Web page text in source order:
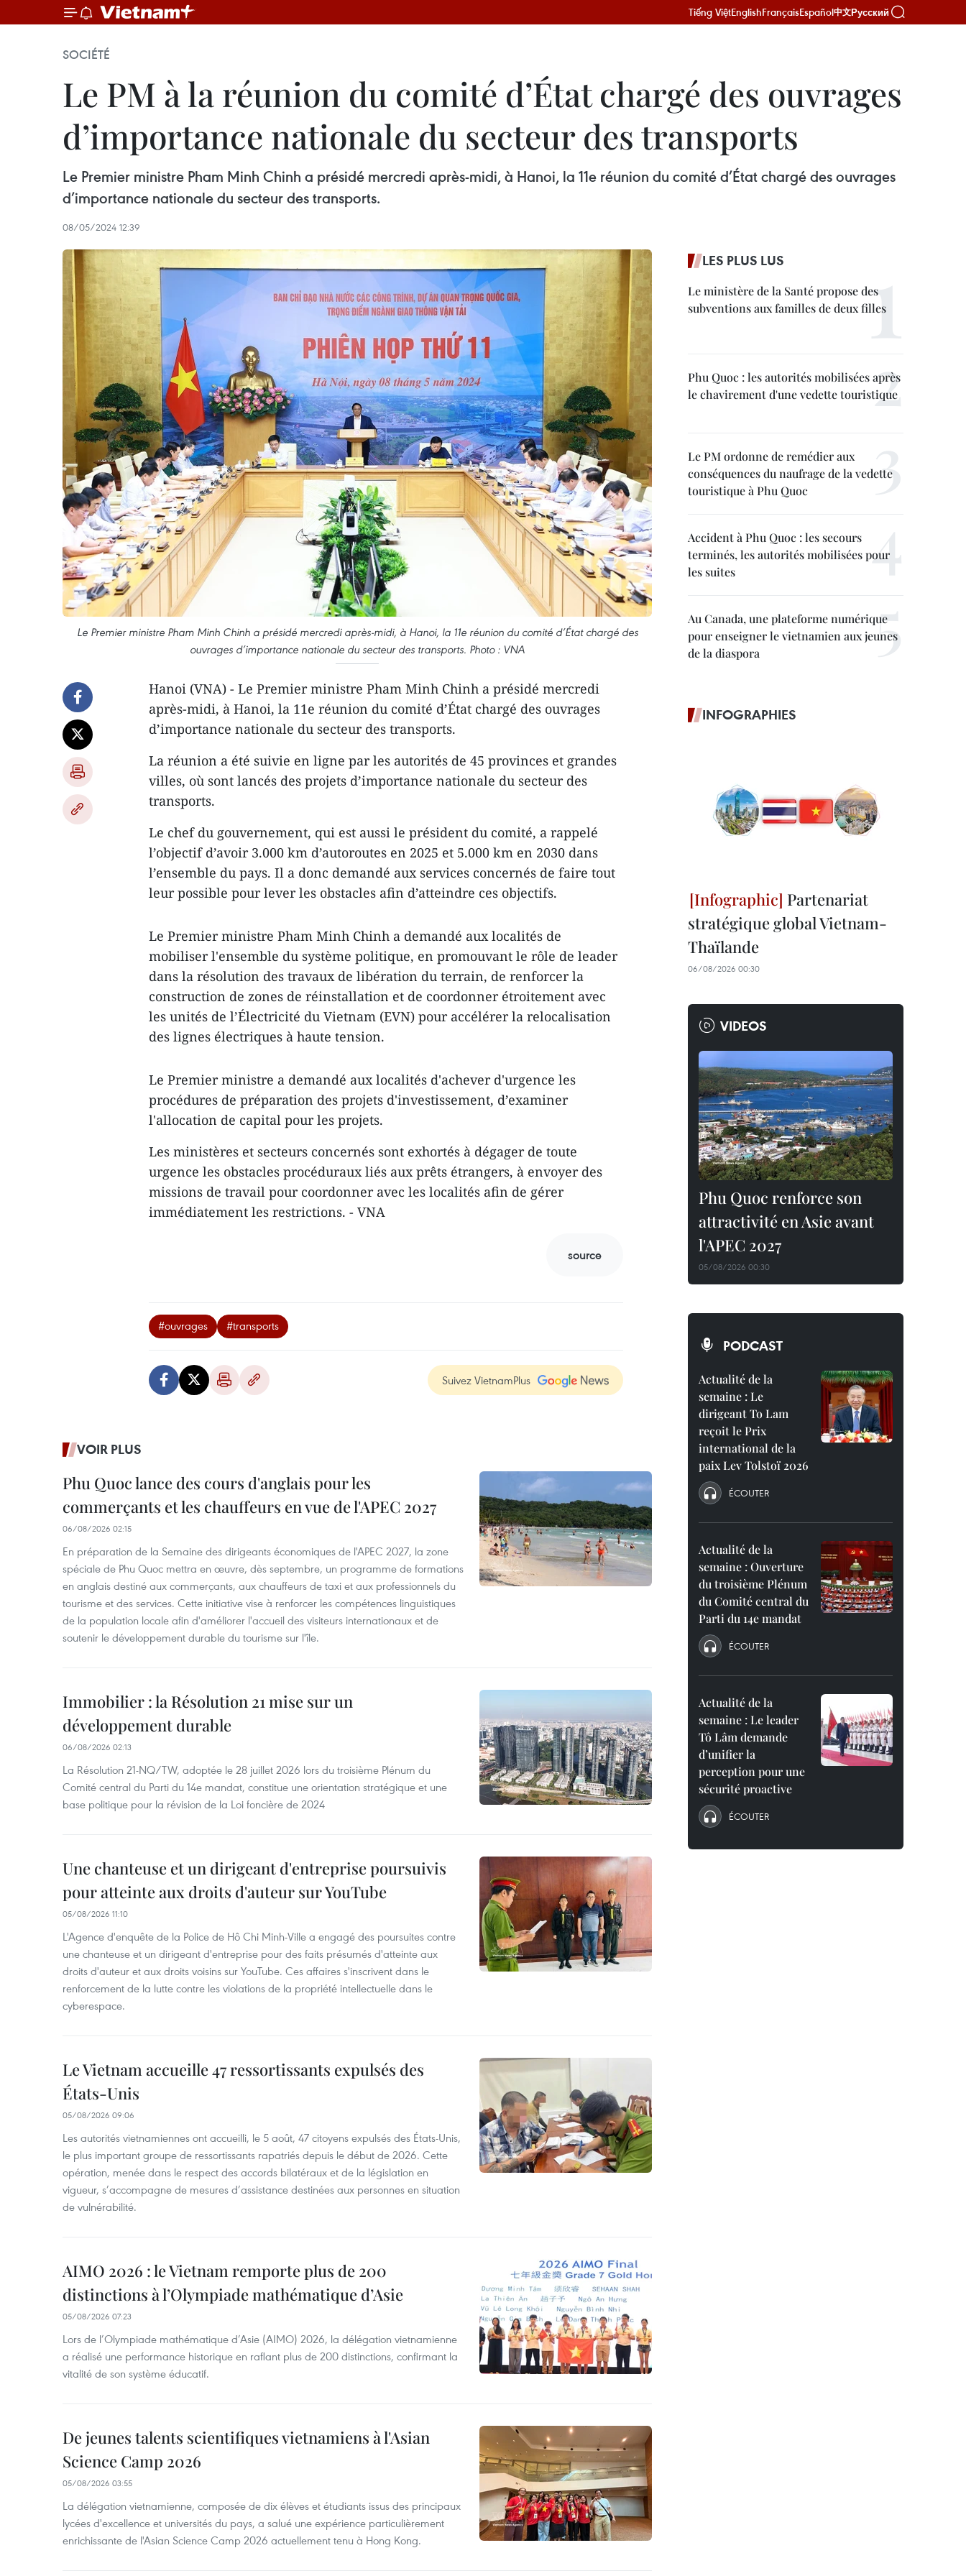
Tiếng ViệtEnglishFrançaisEspañol中文Русский
SOCIÉTÉ
Le PM à la réunion du comité d’État chargé des ouvrages
d’importance nationale du secteur des transports
Le Premier ministre Pham Minh Chinh a présidé mercredi après-midi, à Hanoi, la 11e réunion du comité d’État chargé des ouvrages
d’importance nationale du secteur des transports.
08/05/2024 12:39
Le Premier ministre Pham Minh Chinh a présidé mercredi après-midi, à Hanoi, la 11e réunion du comité d’État chargé des
ouvrages d’importance nationale du secteur des transports. Photo : VNA
Hanoi (VNA) - Le Premier ministre Pham Minh Chinh a présidé mercredi
après-midi, à Hanoi, la 11e réunion du comité d’État chargé des ouvrages
d’importance nationale du secteur des transports.
La réunion a été suivie en ligne par les autorités de 45 provinces et grandes
villes, où sont lancés des projets d’importance nationale du secteur des
transports.
Le chef du gouvernement, qui est aussi le président du comité, a rappelé
l’objectif d’avoir 3.000 km d’autoroutes en 2025 et 5.000 km en 2030 dans
l’ensemble du pays. Il a donc demandé aux services concernés de faire tout
leur possible pour lever les obstacles afin d’atteindre ces objectifs.
Le Premier ministre Pham Minh Chinh a demandé aux localités de
mobiliser l'ensemble du système politique, en promouvant le rôle de leader
dans la résolution des travaux de libération du terrain, de renforcer la
construction de zones de réinstallation et de coordonner étroitement avec
les unités de l’Électricité du Vietnam (EVN) pour accélérer la relocalisation
des lignes électriques à haute tension.
Le Premier ministre a demandé aux localités d'achever d'urgence les
procédures de préparation des projets d'investissement, d’examiner
l'allocation de capital pour les projets.
Les ministères et secteurs concernés sont exhortés à dégager de toute
urgence les obstacles procéduraux liés aux prêts étrangers, à envoyer des
missions de travail pour coordonner avec les localités afin de gérer
immédiatement les restrictions. - VNA
source
#ouvrages #transports
Suivez VietnamPlus
VOIR PLUS
Phu Quoc lance des cours d'anglais pour les
commerçants et les chauffeurs en vue de l'APEC 2027
06/08/2026 02:15
En préparation de la Semaine des dirigeants économiques de l'APEC 2027, la zone
spéciale de Phu Quoc mettra en œuvre, dès septembre, un programme de formations
en anglais destiné aux commerçants, aux chauffeurs de taxi et aux professionnels du
tourisme et des services. Cette initiative vise à renforcer les compétences linguistiques
de la population locale afin d'améliorer l'accueil des visiteurs internationaux et de
soutenir le développement durable du tourisme sur l'île.
Immobilier : la Résolution 21 mise sur un
développement durable
06/08/2026 02:13
La Résolution 21-NQ/TW, adoptée le 28 juillet 2026 lors du troisième Plénum du
Comité central du Parti du 14e mandat, constitue une orientation stratégique et une
base politique pour la révision de la Loi foncière de 2024
Une chanteuse et un dirigeant d'entreprise poursuivis
pour atteinte aux droits d'auteur sur YouTube
05/08/2026 11:10
L'Agence d'enquête de la Police de Hô Chi Minh-Ville a engagé des poursuites contre
une chanteuse et un dirigeant d'entreprise pour des faits présumés d'atteinte aux
droits d'auteur et aux droits voisins sur YouTube. Ces affaires s'inscrivent dans le
renforcement de la lutte contre les violations de la propriété intellectuelle dans le
cyberespace.
Le Vietnam accueille 47 ressortissants expulsés des
États-Unis
05/08/2026 09:06
Les autorités vietnamiennes ont accueilli, le 5 août, 47 citoyens expulsés des États-Unis,
le plus important groupe de ressortissants rapatriés depuis le début de 2026. Cette
opération, menée dans le respect des accords bilatéraux et de la législation en
vigueur, s’accompagne de mesures d’assistance destinées aux personnes en situation
de vulnérabilité.
AIMO 2026 : le Vietnam remporte plus de 200
distinctions à l’Olympiade mathématique d’Asie
05/08/2026 07:23
Lors de l’Olympiade mathématique d’Asie (AIMO) 2026, la délégation vietnamienne
a réalisé une performance historique en raflant plus de 200 distinctions, confirmant la
vitalité de son système éducatif.
De jeunes talents scientifiques vietnamiens à l'Asian
Science Camp 2026
05/08/2026 03:55
La délégation vietnamienne, composée de dix élèves et étudiants issus des principaux
lycées d'excellence et universités du pays, a salué une expérience particulièrement
enrichissante de l'Asian Science Camp 2026 actuellement tenu à Hong Kong.
LES PLUS LUS
Le ministère de la Santé propose des
subventions aux familles de deux filles
Phu Quoc : les autorités mobilisées après
le chavirement d'une vedette touristique
Le PM ordonne de remédier aux
conséquences du naufrage de la vedette
touristique à Phu Quoc
Accident à Phu Quoc : les secours
terminés, les autorités mobilisées pour
les suites
Au Canada, une plateforme numérique
pour enseigner le vietnamien aux jeunes
de la diaspora
INFOGRAPHIES
Partenariat
stratégique global Vietnam-
Thaïlande
06/08/2026 00:30
VIDEOS
Phu Quoc renforce son
attractivité en Asie avant
l'APEC 2027
05/08/2026 00:30
PODCAST
Actualité de la
semaine : Le
dirigeant To Lam
reçoit le Prix
international de la
paix Lev Tolstoï 2026
ÉCOUTER
Actualité de la
semaine : Ouverture
du troisième Plénum
du Comité central du
Parti du 14e mandat
ÉCOUTER
Actualité de la
semaine : Le leader
Tô Lâm demande
d’unifier la
perception pour une
sécurité proactive
ÉCOUTER